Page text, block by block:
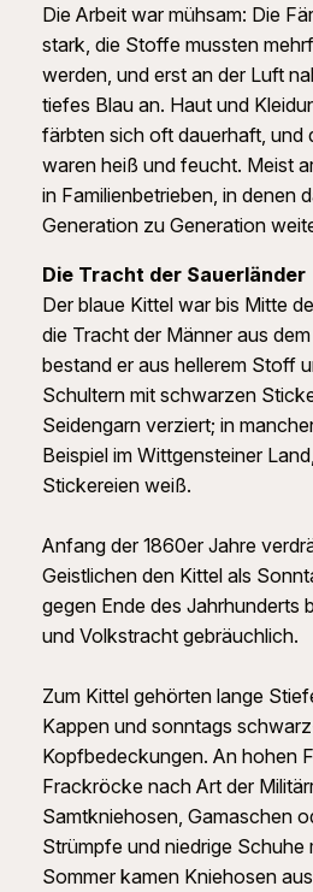
Die Arbeit war mühsam: Die
stark, die Stoffe mussten
werden, und erst an der Luft
tiefes Blau an. Haut und
färbten sich oft dauerhaft, und
waren heiß und feucht. Meist
in Familienbetrieben, in denen
Generation zu Generation
Die Tracht der Sauerländer
Der blaue Kittel war bis Mitte
die Tracht der Männer aus
bestand er aus hellerem Stoff
Schultern mit schwarzen
Seidengarn verziert; in
Beispiel im Wittgensteiner
Stickereien weiß.
Anfang der 1860er Jahre
Geistlichen den Kittel als
gegen Ende des Jahrhunderts
und Volkstracht gebräuchlich.
Zum Kittel gehörten lange
Kappen und sonntags
Kopfbedeckungen. An hohen
Frackröcke nach Art der
Samtkniehosen, Gamaschen
Strümpfe und niedrige Schuhe
Sommer kamen Kniehosen